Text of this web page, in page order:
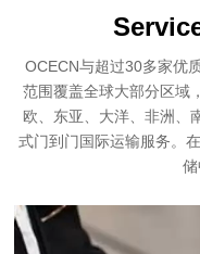
OCECN与超过30多家优
范围覆盖全球大部分区域
欧、东亚、大洋、非洲、
式门到门国际运输服务。
储